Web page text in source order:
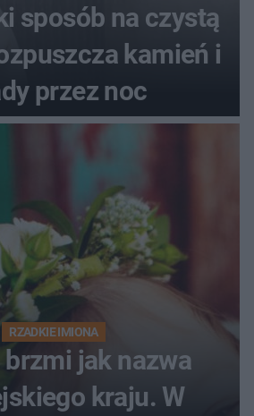
sposób na czystą
kamień i
przez noc
RZADKIE IMIONA
jak nazwa
kraju. W